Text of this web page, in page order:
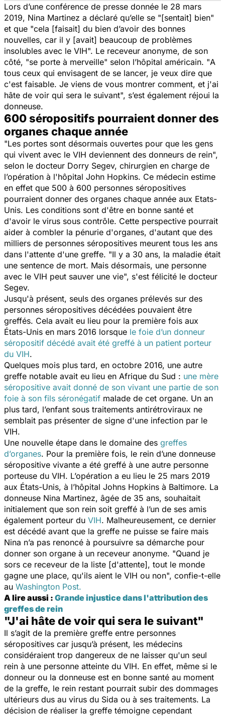
Lors d’une conférence de presse donnée le 28 mars
2019, Nina Martinez a déclaré qu’elle se "[sentait] bien"
et que "cela [faisait] du bien d’avoir des bonnes
nouvelles, car il y [avait] beaucoup de problèmes
insolubles avec le VIH". Le receveur anonyme, de son
côté, "se porte à merveille" selon l’hôpital américain. "A
tous ceux qui envisagent de se lancer, je veux dire que
c'est faisable. Je viens de vous montrer comment, et j'ai
hâte de voir qui sera le suivant", s’est également réjoui la
donneuse.
600 séropositifs pourraient donner des
organes chaque année
"Les portes sont désormais ouvertes pour que les gens
qui vivent avec le VIH deviennent des donneurs de rein",
selon le docteur Dorry Segev, chirurgien en charge de
l’opération à l'hôpital John Hopkins. Ce médecin estime
en effet que 500 à 600 personnes séropositives
pourraient donner des organes chaque année aux Etats-
Unis. Les conditions sont d'être en bonne santé et
d'avoir le virus sous contrôle. Cette perspective pourrait
aider à combler la pénurie d'organes, d'autant que des
milliers de personnes séropositives meurent tous les ans
dans l'attente d'une greffe. "Il y a 30 ans, la maladie était
une sentence de mort. Mais désormais, une personne
avec le VIH peut sauver une vie", s'est félicité le docteur
Segev.
Jusqu'à présent, seuls des organes prélevés sur des
personnes séropositives décédées pouvaient être
greffés. Cela avait eu lieu pour la première fois aux
États-Unis en mars 2016 lorsque le foie d’un donneur
séropositif décédé avait été greffé à un patient porteur
du VIH.
Quelques mois plus tard, en octobre 2016, une autre
greffe notable avait eu lieu en Afrique du Sud : une mère
séropositive avait donné de son vivant une partie de son
foie à son fils séronégatif malade de cet organe. Un an
plus tard, l’enfant sous traitements antirétroviraux ne
semblait pas présenter de signe d'une infection par le
VIH.
Une nouvelle étape dans le domaine des greffes
d’organes. Pour la première fois, le rein d’une donneuse
séropositive vivante a été greffé à une autre personne
porteuse du VIH. L’opération a eu lieu le 25 mars 2019
aux États-Unis, à l’hôpital Johns Hopkins à Baltimore. La
donneuse Nina Martinez, âgée de 35 ans, souhaitait
initialement que son rein soit greffé à l’un de ses amis
également porteur du VIH. Malheureusement, ce dernier
est décédé avant que la greffe ne puisse se faire mais
Nina n’a pas renoncé à poursuivre sa démarche pour
donner son organe à un receveur anonyme. "Quand je
sors ce receveur de la liste [d'attente], tout le monde
gagne une place, qu'ils aient le VIH ou non", confie-t-elle
au Washington Post.
A lire aussi : Grande injustice dans l'attribution des
greffes de rein
"J'ai hâte de voir qui sera le suivant"
Il s’agit de la première greffe entre personnes
séropositives car jusqu’à présent, les médecins
considéraient trop dangereux de ne laisser qu'un seul
rein à une personne atteinte du VIH. En effet, même si le
donneur ou la donneuse est en bonne santé au moment
de la greffe, le rein restant pourrait subir des dommages
ultérieurs dus au virus du Sida ou à ses traitements. La
décision de réaliser la greffe témoigne cependant